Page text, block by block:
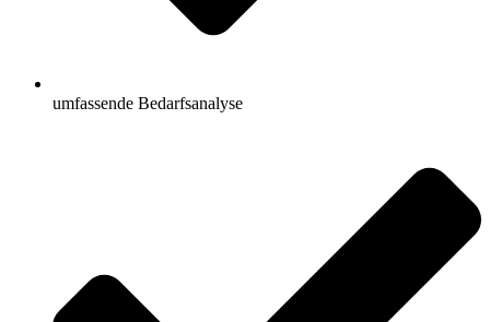
umfassende Bedarfsanalyse